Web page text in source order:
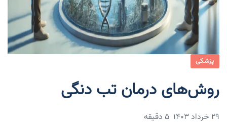
پزشکی
روش‌های درمان تب دنگی
۲۹ خرداد ۱۴۰۳